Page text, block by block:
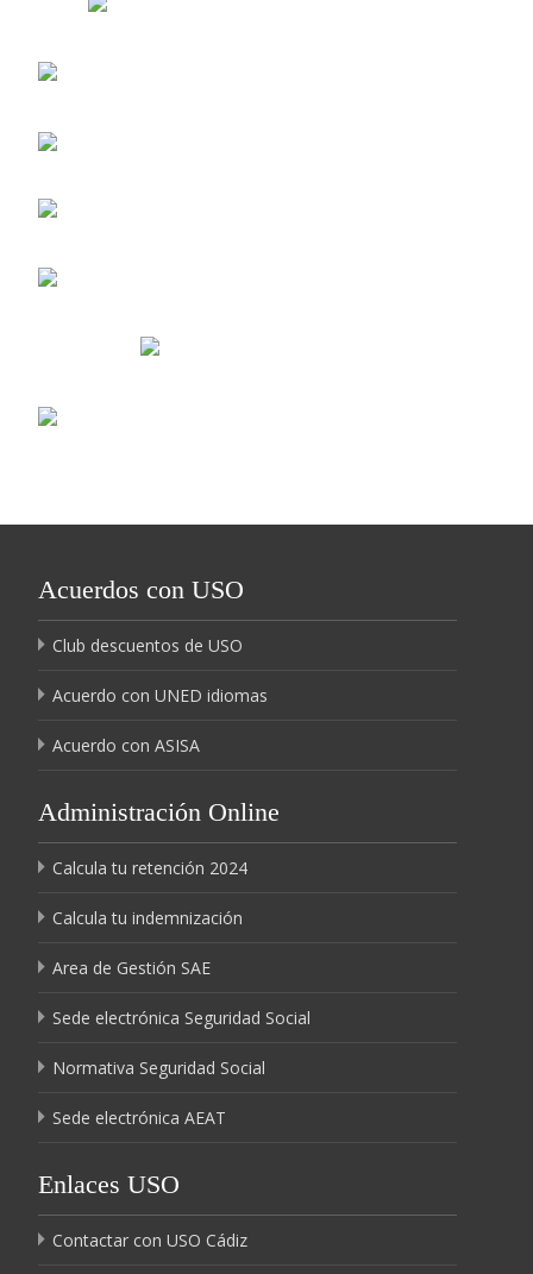
Acuerdos con USO
Club descuentos de USO
Acuerdo con UNED idiomas
Acuerdo con ASISA
Administración Online
Calcula tu retención 2024
Calcula tu indemnización
Area de Gestión SAE
Sede electrónica Seguridad Social
Normativa Seguridad Social
Sede electrónica AEAT
Enlaces USO
Contactar con USO Cádiz